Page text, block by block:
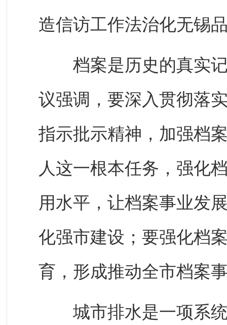
造信访工作法治化无锡
档案是历史的真实记
议强调，要深入贯彻落
指示批示精神，加强档
人这一根本任务，强化
用水平，让档案事业发
化强市建设；要强化档
育，形成推动全市档案
城市排水是一项系统